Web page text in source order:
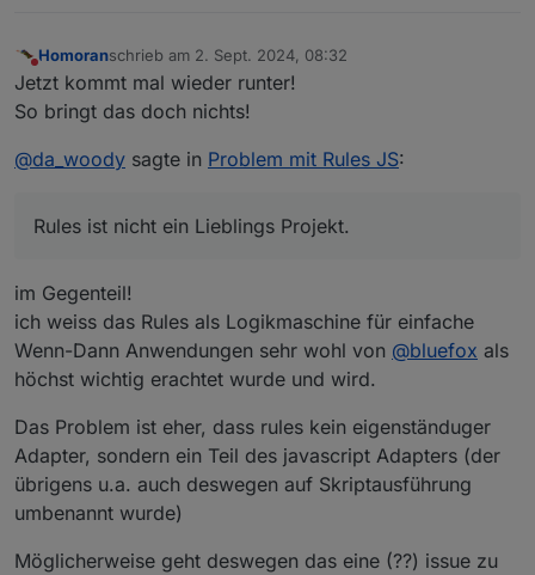
Nicht stören
Homoranschrieb am 2. Sept. 2024, 08:32
zuletzt editiert von
Jetzt kommt mal wieder runter!
So bringt das doch nichts!
@da_woody sagte in Problem mit Rules JS:
Rules ist nicht ein Lieblings Projekt.
im Gegenteil!
ich weiss das Rules als Logikmaschine für einfache
Wenn-Dann Anwendungen sehr wohl von @bluefox als
höchst wichtig erachtet wurde und wird.
Das Problem ist eher, dass rules kein eigenständuger
Adapter, sondern ein Teil des javascript Adapters (der
übrigens u.a. auch deswegen auf Skriptausführung
umbenannt wurde)
Möglicherweise geht deswegen das eine (??) issue zu